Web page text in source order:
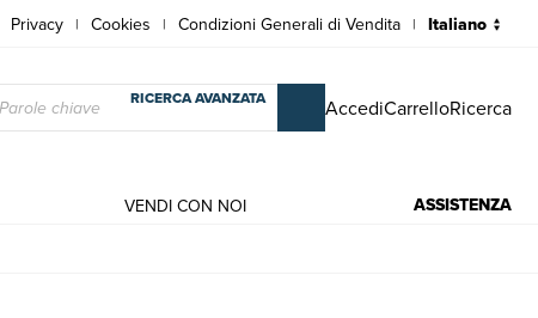
Privacy | Cookies | Condizioni Generali di Vendita |
RICERCA AVANZATA AccediCarrelloRicerca
VENDI CON NOI ASSISTENZA